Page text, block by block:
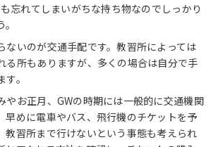
忘れてしまいがちな持ち物なのでしっかり
ないのが交通手配です。教習所によっては
る所もありますが、多くの場合は自分で手
。
やお正月、GWの時期には一般的に交通機関
早めに電車やバス、飛行機のチケットを予
教習所まで行けないという事態も考えられ